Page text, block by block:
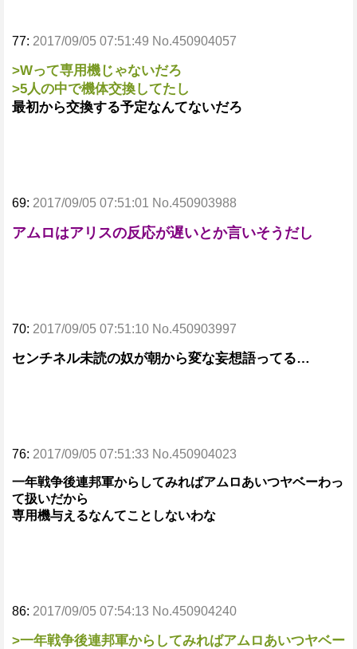
77: 2017/09/05 07:51:49 No.450904057
>Wって専用機じゃないだろ
>5人の中で機体交換してたし
最初から交換する予定なんてないだろ
69: 2017/09/05 07:51:01 No.450903988
アムロはアリスの反応が遅いとか言いそうだし
70: 2017/09/05 07:51:10 No.450903997
センチネル未読の奴が朝から変な妄想語ってる…
76: 2017/09/05 07:51:33 No.450904023
一年戦争後連邦軍からしてみればアムロあいつヤベーわっ
て扱いだから
専用機与えるなんてことしないわな
86: 2017/09/05 07:54:13 No.450904240
>一年戦争後連邦軍からしてみればアムロあいつヤベー